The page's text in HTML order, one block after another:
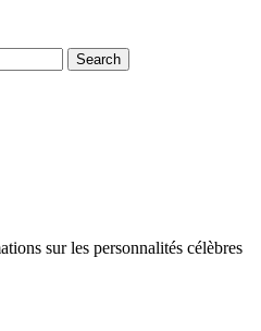
sur les personnalités célèbres